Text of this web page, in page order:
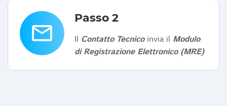
email
Passo 2
Il Contatto Tecnicoinvia il Modulo
di Registrazione Elettronico (MRE)